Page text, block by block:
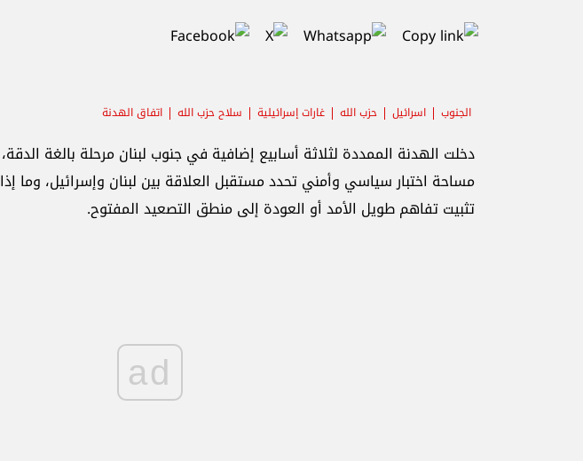
الجنوب اسرائيل حزب الله غارات إسرائيلية سلاح حزب الله اتفاق الهدنة
دخلت الهدنة الممددة لثلاثة أسابيع إضافية في جنوب لبنان مرحلة بالغة
مساحة اختبار سياسي وأمني تحدد مستقبل العلاقة بين لبنان وإسرائيل، وما
تثبيت تفاهم طويل الأمد أو العودة إلى منطق التصعيد المفتوح.
ad